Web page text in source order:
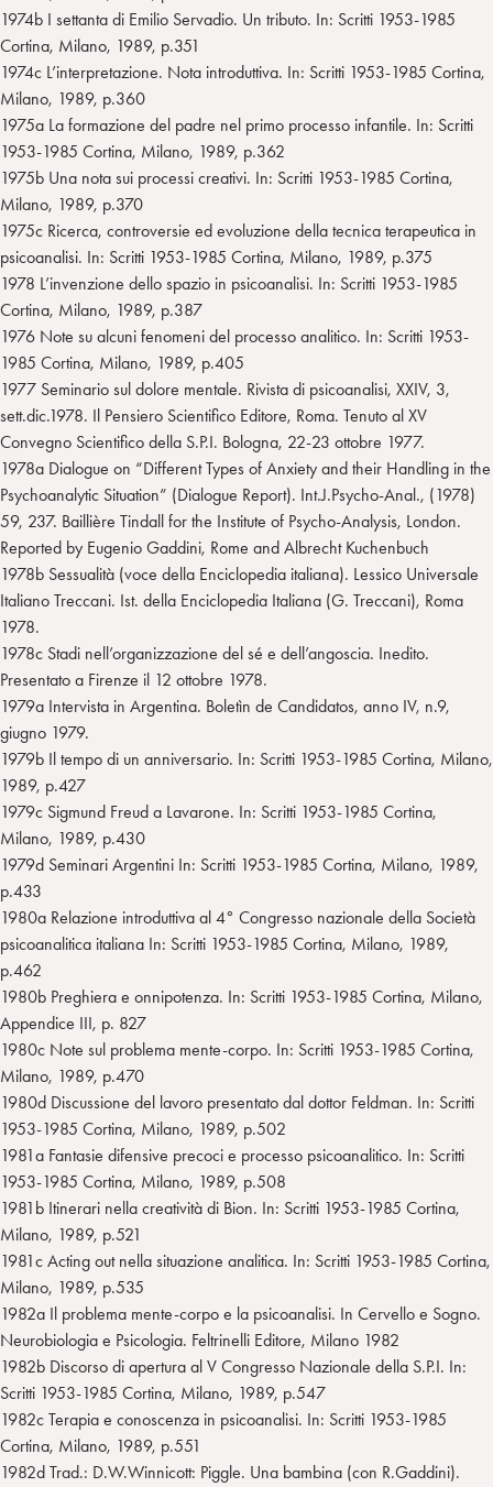
1974b I settanta di Emilio Servadio. Un tributo. In: Scritti 1953-1985
Cortina, Milano, 1989, p.351
1974c L’interpretazione. Nota introduttiva. In: Scritti 1953-1985 Cortina,
Milano, 1989, p.360
1975a La formazione del padre nel primo processo infantile. In: Scritti
1953-1985 Cortina, Milano, 1989, p.362
1975b Una nota sui processi creativi. In: Scritti 1953-1985 Cortina,
Milano, 1989, p.370
1975c Ricerca, controversie ed evoluzione della tecnica terapeutica in
psicoanalisi. In: Scritti 1953-1985 Cortina, Milano, 1989, p.375
1978 L’invenzione dello spazio in psicoanalisi. In: Scritti 1953-1985
Cortina, Milano, 1989, p.387
1976 Note su alcuni fenomeni del processo analitico. In: Scritti 1953-
1985 Cortina, Milano, 1989, p.405
1977 Seminario sul dolore mentale. Rivista di psicoanalisi, XXIV, 3,
sett.dic.1978. Il Pensiero Scientifico Editore, Roma. Tenuto al XV
Convegno Scientifico della S.P.I. Bologna, 22-23 ottobre 1977.
1978a Dialogue on “Different Types of Anxiety and their Handling in the
Psychoanalytic Situation” (Dialogue Report). Int.J.Psycho-Anal., (1978)
59, 237. Baillière Tindall for the Institute of Psycho-Analysis, London.
Reported by Eugenio Gaddini, Rome and Albrecht Kuchenbuch
1978b Sessualità (voce della Enciclopedia italiana). Lessico Universale
Italiano Treccani. Ist. della Enciclopedia Italiana (G. Treccani), Roma
1978.
1978c Stadi nell’organizzazione del sé e dell’angoscia. Inedito.
Presentato a Firenze il 12 ottobre 1978.
1979a Intervista in Argentina. Boletìn de Candidatos, anno IV, n.9,
giugno 1979.
1979b Il tempo di un anniversario. In: Scritti 1953-1985 Cortina, Milano,
1989, p.427
1979c Sigmund Freud a Lavarone. In: Scritti 1953-1985 Cortina,
Milano, 1989, p.430
1979d Seminari Argentini In: Scritti 1953-1985 Cortina, Milano, 1989,
p.433
1980a Relazione introduttiva al 4° Congresso nazionale della Società
psicoanalitica italiana In: Scritti 1953-1985 Cortina, Milano, 1989,
p.462
1980b Preghiera e onnipotenza. In: Scritti 1953-1985 Cortina, Milano,
Appendice III, p. 827
1980c Note sul problema mente-corpo. In: Scritti 1953-1985 Cortina,
Milano, 1989, p.470
1980d Discussione del lavoro presentato dal dottor Feldman. In: Scritti
1953-1985 Cortina, Milano, 1989, p.502
1981a Fantasie difensive precoci e processo psicoanalitico. In: Scritti
1953-1985 Cortina, Milano, 1989, p.508
1981b Itinerari nella creatività di Bion. In: Scritti 1953-1985 Cortina,
Milano, 1989, p.521
1981c Acting out nella situazione analitica. In: Scritti 1953-1985 Cortina,
Milano, 1989, p.535
1982a Il problema mente-corpo e la psicoanalisi. In Cervello e Sogno.
Neurobiologia e Psicologia. Feltrinelli Editore, Milano 1982
1982b Discorso di apertura al V Congresso Nazionale della S.P.I. In:
Scritti 1953-1985 Cortina, Milano, 1989, p.547
1982c Terapia e conoscenza in psicoanalisi. In: Scritti 1953-1985
Cortina, Milano, 1989, p.551
1982d Trad.: D.W.Winnicott: Piggle. Una bambina (con R.Gaddini).